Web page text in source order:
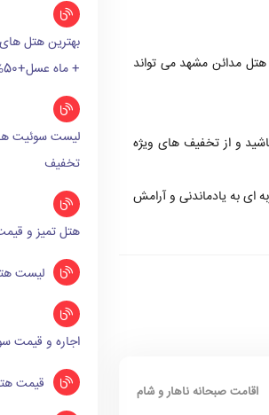
مدائن مشهد می تواند
و از تخفیف های ویژه
ای به یادماندنی و آرامش
اقامت صبحانه ناهار و شام
بهترین هتل
+ ماه عسل+50% تخفیف
تخفیف
هتل تمیز و قیمت
لیست هتل
اجاره و قیمت
قیمت هتل